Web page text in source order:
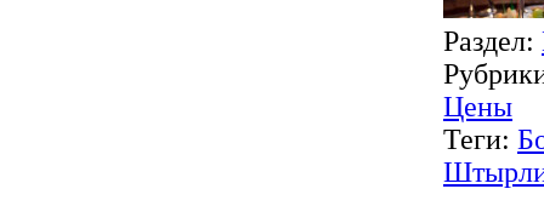
Раздел:
Цены
Теги: